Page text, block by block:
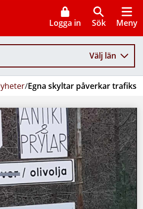
Logga in Sök Meny
Välj län
/Egna skyltar påverkar